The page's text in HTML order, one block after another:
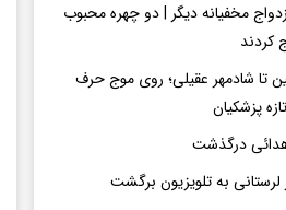
مخفیانه دیگر | دو چهره محبوب
کردند
تا شادمهر عقیلی؛ روی موج حرف
پزشکیان
درگذشت
لرستانی به تلویزیون برگشت